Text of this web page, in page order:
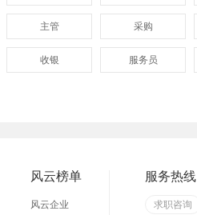
主管 采购
收银 服务员
风云榜单
风云企业
服务热线
求职咨询